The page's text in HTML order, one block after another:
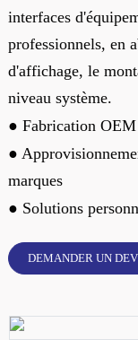
interfaces
professionnels, en
d'affichage, le
niveau système.
● Fabrication
●
marques
● Solutions
DEMANDER UN